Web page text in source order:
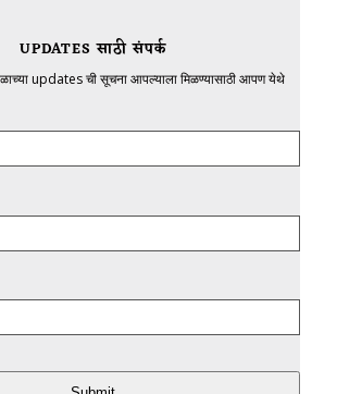
UPDATES साठी संपर्क
updates ची सूचना आपल्याला मिळण्यासाठी आपण येथे